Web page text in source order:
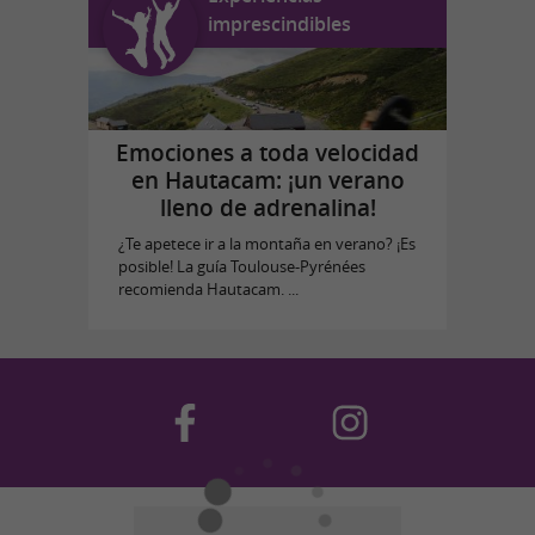
imprescindibles
Emociones a toda velocidad
en Hautacam: ¡un verano
lleno de adrenalina!
¿Te apetece ir a la montaña en verano? ¡Es
posible! La guía Toulouse-Pyrénées
recomienda Hautacam. ...